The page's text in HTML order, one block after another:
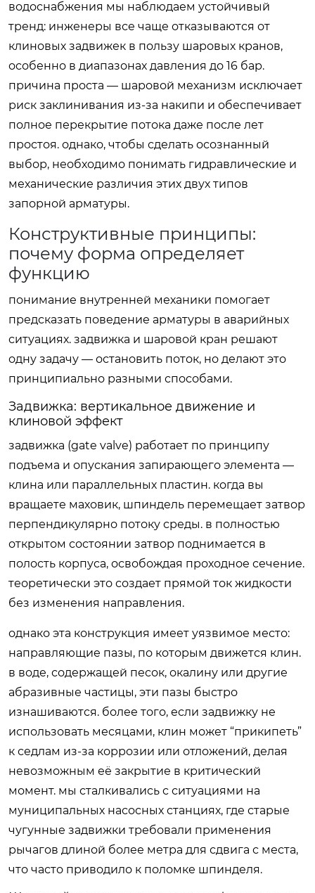
водоснабжения мы наблюдаем устойчивый
тренд: инженеры все чаще отказываются от
клиновых задвижек в пользу шаровых кранов,
особенно в диапазонах давления до 16 бар.
причина проста — шаровой механизм исключает
риск заклинивания из-за накипи и обеспечивает
полное перекрытие потока даже после лет
простоя. однако, чтобы сделать осознанный
выбор, необходимо понимать гидравлические и
механические различия этих двух типов
запорной арматуры.
Конструктивные принципы:
почему форма определяет
функцию
понимание внутренней механики помогает
предсказать поведение арматуры в аварийных
ситуациях. задвижка и шаровой кран решают
одну задачу — остановить поток, но делают это
принципиально разными способами.
Задвижка: вертикальное движение и
клиновой эффект
задвижка (gate valve) работает по принципу
подъема и опускания запирающего элемента —
клина или параллельных пластин. когда вы
вращаете маховик, шпиндель перемещает затвор
перпендикулярно потоку среды. в полностью
открытом состоянии затвор поднимается в
полость корпуса, освобождая проходное сечение.
теоретически это создает прямой ток жидкости
без изменения направления.
однако эта конструкция имеет уязвимое место:
направляющие пазы, по которым движется клин.
в воде, содержащей песок, окалину или другие
абразивные частицы, эти пазы быстро
изнашиваются. более того, если задвижку не
использовать месяцами, клин может “прикипеть”
к седлам из-за коррозии или отложений, делая
невозможным её закрытие в критический
момент. мы сталкивались с ситуациями на
муниципальных насосных станциях, где старые
чугунные задвижки требовали применения
рычагов длиной более метра для сдвига с места,
что часто приводило к поломке шпинделя.